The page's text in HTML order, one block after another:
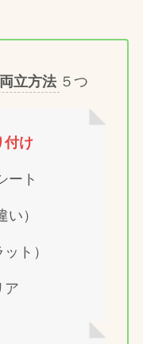
立方法 ５つ
付け
ート
）
ト）
ア